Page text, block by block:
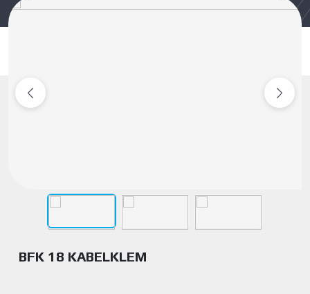
BFK 18 KABELKLEM